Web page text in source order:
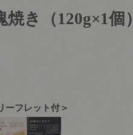
き（120g×1個）
ーフレット付＞